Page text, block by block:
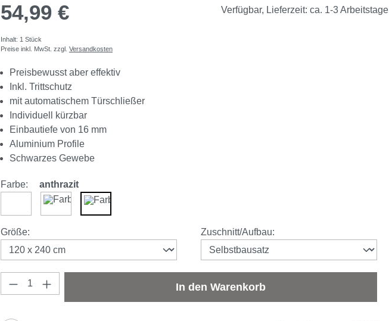
54,99 €
Inhalt: 1 Stück
Preise inkl. MwSt. zzgl. Versandkosten
Preisbewusst aber effektiv
Inkl. Trittschutz
mit automatischem Türschließer
Individuell kürzbar
Einbautiefe von 16 mm
Aluminium Profile
Schwarzes Gewebe
Verfügbar, Lieferzeit: ca. 1-3 Arbeitstage
Farbe: anthrazit
Größeauswählen
: Zuschnitt/Aufbauauswählen
:
Produkt Anzahl: Gib den gewünschten Wert ein oder
In den Warenkorb